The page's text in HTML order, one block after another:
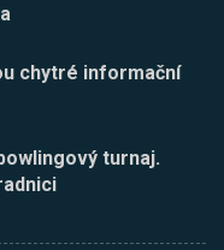
chytré informační
turnaj.